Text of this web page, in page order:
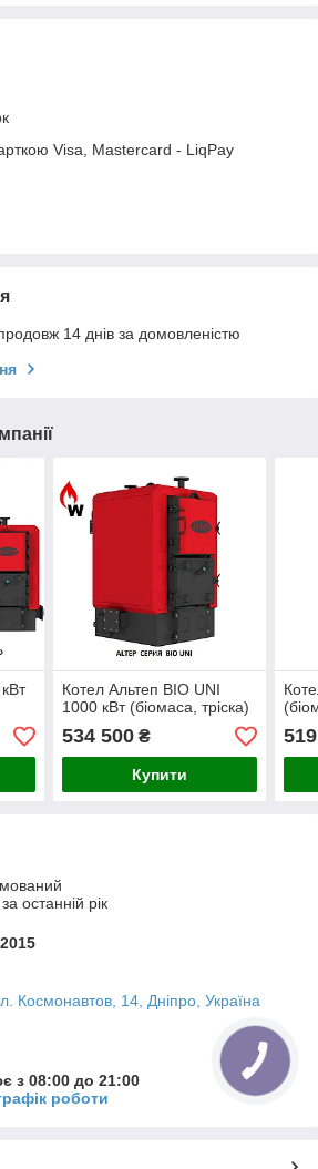
Visa, Mastercard - LiqPay
14 днів за домовленістю
Котел Альтеп BIO UNI
1000 кВт (біомаса, тріска)
534 500₴
Купити
останній рік
Космонавтов, 14, Дніпро, Україна
з 08:00 до 21:00
роботи